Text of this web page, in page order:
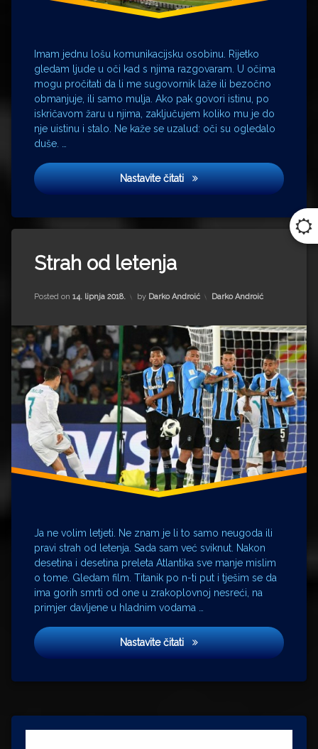
Imam jednu lošu komunikacijsku osobinu. Rijetko
gledam ljude u oči kad s njima razgovaram. U očima
mogu pročitati da li me sugovornik laže ili bezočno
obmanjuje, ili samo mulja. Ako pak govori istinu, po
iskričavom žaru u njima, zaključujem koliko mu je do
nje uistinu i stalo. Ne kaže se uzalud: oči su ogledalo
duše. …
Nastavite čitatiNjemačka : Švedska
Strah od letenja
Posted on 14. lipnja 2018.
Updated on 31. siječnja 2024.
by Darko Androić Kategorije:
Darko Androić
Ja ne volim letjeti. Ne znam je li to samo neugoda ili
pravi strah od letenja. Sada sam već sviknut. Nakon
desetina i desetina preleta Atlantika sve manje mislim
o tome. Gledam film. Titanik po n-ti put i tješim se da
ima gorih smrti od one u zrakoplovnoj nesreći, na
primjer davljene u hladnim vodama …
Nastavite čitatiStrah od letenja
Atlantik
Cristiano
Daniel
Bernoulli
diferencijalna
jednadžba
fizika
fluid
golf
Isaac
Newton
Leonardo
Magnusov
efekt
mehanika
nogomet
fizika
Osijek
snooker